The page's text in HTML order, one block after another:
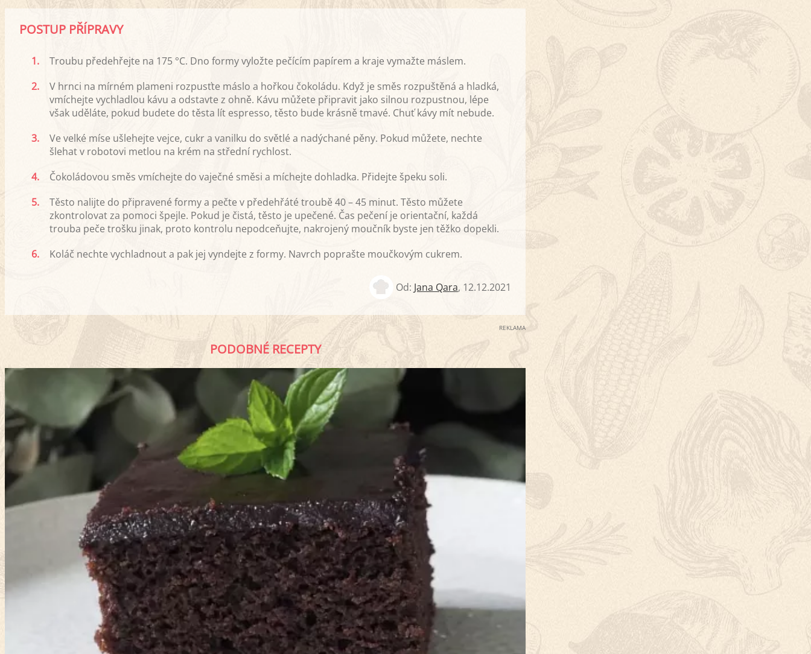
POSTUP PŘÍPRAVY
1.
Troubu předehřejte na 175 °C. Dno formy vyložte pečícím papírem a kraje vymažte máslem.
2.
V hrnci na mírném plameni rozpusťte máslo a hořkou čokoládu. Když je směs rozpuštěná a hladká,
vmíchejte vychladlou kávu a odstavte z ohně. Kávu můžete připravit jako silnou rozpustnou, lépe
však uděláte, pokud budete do těsta lít espresso, těsto bude krásně tmavé. Chuť kávy mít nebude.
3.
Ve velké míse ušlehejte vejce, cukr a vanilku do světlé a nadýchané pěny. Pokud můžete, nechte
šlehat v robotovi metlou na krém na střední rychlost.
4.
Čokoládovou směs vmíchejte do vaječné směsi a míchejte dohladka. Přidejte špeku soli.
5.
Těsto nalijte do připravené formy a pečte v předehřáté troubě 40 – 45 minut. Těsto můžete
zkontrolovat za pomoci špejle. Pokud je čistá, těsto je upečené. Čas pečení je orientační, každá
trouba peče trošku jinak, proto kontrolu nepodceňujte, nakrojený moučník byste jen těžko dopekli.
6.
Koláč nechte vychladnout a pak jej vyndejte z formy. Navrch poprašte moučkovým cukrem.
Od: Jana Qara, 12.12.2021
REKLAMA
PODOBNÉ RECEPTY